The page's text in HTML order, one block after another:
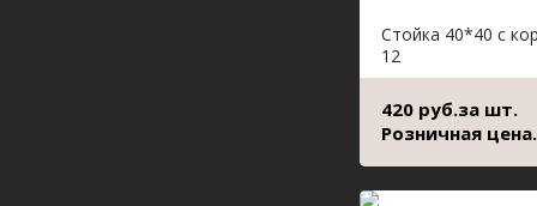
Стойка 40*40 с
12
420 руб.за шт.
Розничная цена.